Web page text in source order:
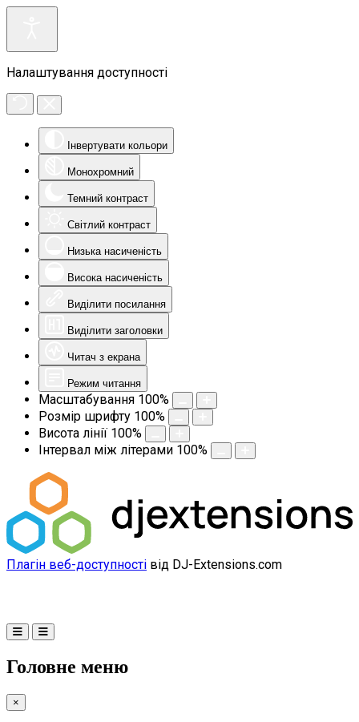
Налаштування доступності
Інвертувати кольори
Монохромний
Темний контраст
Світлий контраст
Низька насиченість
Висока насиченість
Виділити посилання
Виділити заголовки
Читач з екрана
Режим читання
Масштабування 100%
Розмір шрифту 100%
Висота лінії 100%
Інтервал між літерами 100%
Плагін веб-доступності від DJ-Extensions.com
Головне меню
×